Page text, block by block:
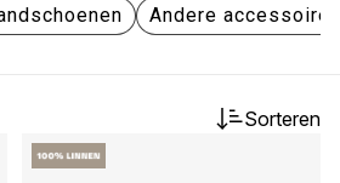
Andere
Sorteren